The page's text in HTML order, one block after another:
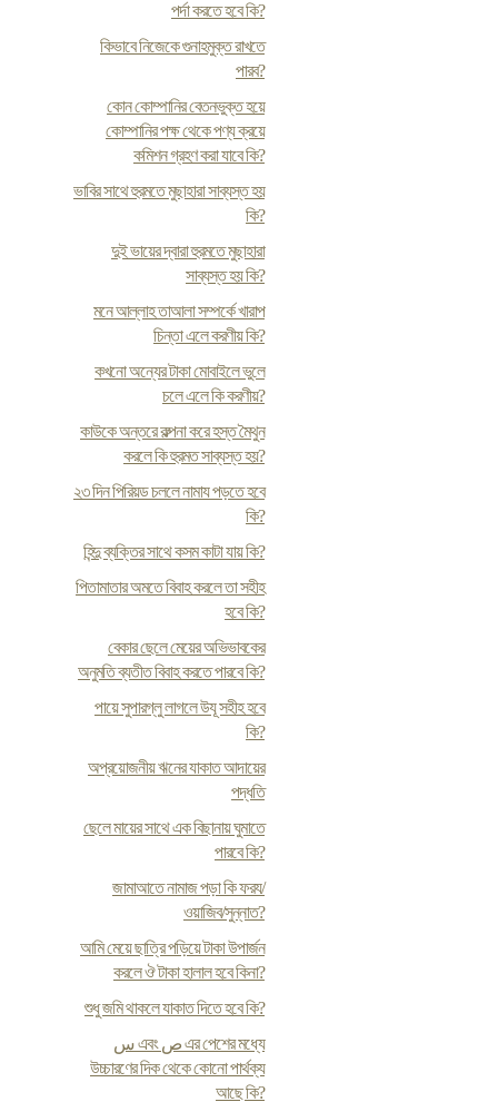
পর্দা করতে হবে কি?
কিভাবে নিজেকে গুনাহমুক্ত রাখতে
পারব?
কোন কোম্পানির বেতনভুক্ত হয়ে
কোম্পানির পক্ষ থেকে পণ্য ক্রয়ে
কমিশন গ্রহণ করা যাবে কি?
ভাবির সাথে হুরমতে মুছাহারা সাব্যস্ত হয়
কি?
দুই ভায়ের দ্বারা হুরমতে মুছাহারা
সাব্যস্ত হয় কি?
মনে আল্লাহ তাআলা সম্পর্কে খারাপ
চিন্তা এলে করণীয় কি?
কখনো অন্যের টাকা মোবাইলে ভুলে
চলে এলে কি করণীয়?
কাউকে অন্তরে কল্পনা করে হস্ত মৈথুন
করলে কি হুরমত সাব্যস্ত হয়?
২৩ দিন পিরিয়ড চললে নামায পড়তে হবে
কি?
হিন্দু ব্যক্তির সাথে কসম কাটা যায় কি?
পিতামাতার অমতে বিবাহ করলে তা সহীহ
হবে কি?
বেকার ছেলে মেয়ের অভিভাবকের
অনুমতি ব্যতীত বিবাহ করতে পারবে কি?
পায়ে সুপারগ্লু লাগলে উযূ সহীহ হবে
কি?
অপ্রয়োজনীয় ঋনের যাকাত আদায়ের
পদ্ধতি
ছেলে মায়ের সাথে এক বিছানায় ঘুমাতে
পারবে কি?
জামাআতে নামাজ পড়া কি ফরয/
ওয়াজিব/সুন্নাত?
আমি মেয়ে ছাত্রি পড়িয়ে টাকা উপার্জন
করলে ঔ টাকা হালাল হবে কিনা?
শুধু জমি থাকলে যাকাত দিতে হবে কি?
س এবং ص এর পেশের মধ্যে
উচ্চারণের দিক থেকে কোনো পার্থক্য
আছে কি?